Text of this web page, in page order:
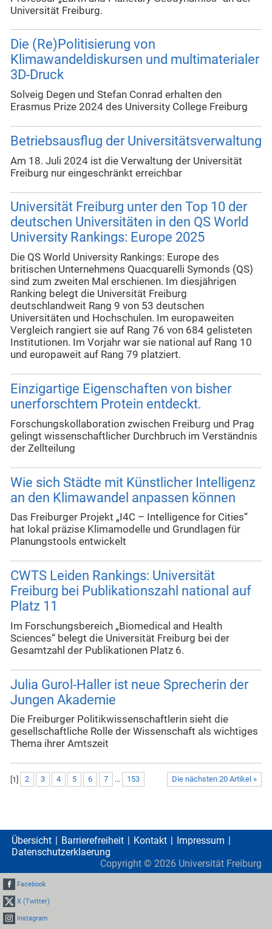
Universität Freiburg.
Die (Re)Politisierung von
Klimawandeldiskursen und multimaterialer
3D-Druck
Solveig Degen und Stefan Conrad erhalten den
Erasmus Prize 2024 des University College Freiburg
Betriebsausflug der Universitätsverwaltung
Am 18. Juli 2024 ist die Verwaltung der Universität
Freiburg nur eingeschränkt erreichbar
Universität Freiburg unter den Top 10 der
deutschen Universitäten in den QS World
University Rankings: Europe 2025
Die QS World University Rankings: Europe des
britischen Unternehmens Quacquarelli Symonds (QS)
sind zum zweiten Mal erschienen. Im diesjährigen
Ranking belegt die Universität Freiburg
deutschlandweit Rang 9 von 53 deutschen
Universitäten und Hochschulen. Im europaweiten
Vergleich rangiert sie auf Rang 76 von 684 gelisteten
Institutionen. Im Vorjahr war sie national auf Rang 10
und europaweit auf Rang 79 platziert.
Einzigartige Eigenschaften von bisher
unerforschtem Protein entdeckt.
Forschungskollaboration zwischen Freiburg und Prag
gelingt wissenschaftlicher Durchbruch im Verständnis
der Zellteilung
Wie sich Städte mit Künstlicher Intelligenz
an den Klimawandel anpassen können
Das Freiburger Projekt „I4C – Intelligence for Cities“
hat lokal präzise Klimamodelle und Grundlagen für
Planungstools entwickelt
CWTS Leiden Rankings: Universität
Freiburg bei Publikationszahl national auf
Platz 11
Im Forschungsbereich „Biomedical and Health
Sciences“ belegt die Universität Freiburg bei der
Gesamtzahl der Publikationen Platz 6.
Julia Gurol-Haller ist neue Sprecherin der
Jungen Akademie
Die Freiburger Politikwissenschaftlerin sieht die
gesellschaftliche Rolle der Wissenschaft als wichtiges
Thema ihrer Amtszeit
Die nächsten 20 Artikel »
[1] 2 3 4 5 6 7 ... 153
Übersicht Barrierefreiheit Kontakt
Impressum
Datenschutzerklaerung
Copyright © 2026 Universität Freiburg
Facebook
X (Twitter)
Instagram